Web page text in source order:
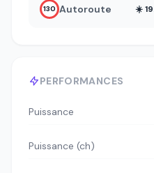
PERFORMANCES
Puissance
Puissance (ch)
130 Autoroute ☀️